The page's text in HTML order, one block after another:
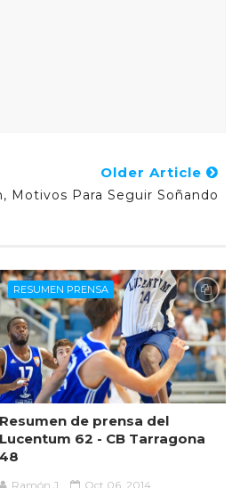
Older Article
Motivos Para Seguir Soñando
RESUMEN PRENSA
Resumen de prensa del
Lucentum 62 - CB Tarragona
48
Ramón J. Oct 06, 2014